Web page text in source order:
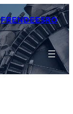
FRENDEESRO